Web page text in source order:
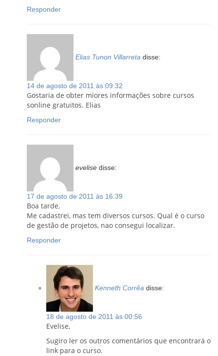
Responder
Elias Tunon Villarreta disse:
14 de agosto de 2011 às 09:32
Gostaria de obter miores informações sobre cursos
sonline gratuitos. Elias
Responder
evelise disse:
17 de agosto de 2011 às 16:39
Boa tarde,
Me cadastrei, mas tem diversos cursos. Qual é o curso
de gestão de projetos, nao consegui localizar.
Responder
Kenneth Corrêa disse:
18 de agosto de 2011 às 00:56
Evelise,
Sugiro ler os outros comentários que encontrará o
link para o curso.